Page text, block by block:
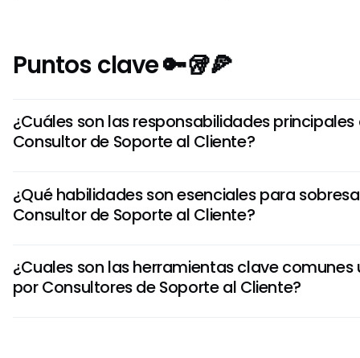
Puntos clave 🔑🥡🍕
¿Cuáles son las responsabilidades principales
Consultor de Soporte al Cliente?
clientes, resolver problemas de productos o servicios y
sobre resolución de problemas. Juegan un papel vital en
¿Qué habilidades son esenciales para
Consultor de Soporte al Cliente?
comunicación sólidas, empatía, paciencia y una
los productos o servicios ofrecidos son cruciales.
¿Cuales son las herramientas clave comunes
por Consultores de Soporte al Cliente?